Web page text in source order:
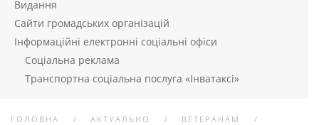
Видання
Сайти громадських організацій
Інформаційні електронні соціальні офіси
Соціальна реклама
Транспортна соціальна послуга «Інватаксі»
ГОЛОВНА АКТУАЛЬНО
ВЕТЕРАНАМ